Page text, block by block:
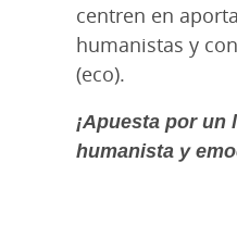
centren en
humanistas y
(eco).
¡Apuesta por un
humanista y